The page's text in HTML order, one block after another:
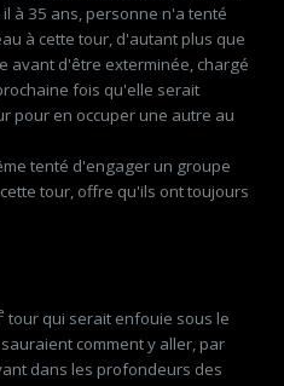
à 35 ans, personne n'a tenté
à cette tour, d'autant plus que
avant d'être exterminée, chargé
fois qu'elle serait
pour en occuper une autre au
tenté d'engager un groupe
tour, offre qu'ils ont toujours
tour qui serait enfouie sous le
comment y aller, par
dans les profondeurs des